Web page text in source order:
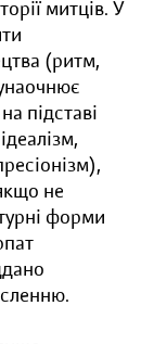
митців. У
(ритм,
підставі
не
форми